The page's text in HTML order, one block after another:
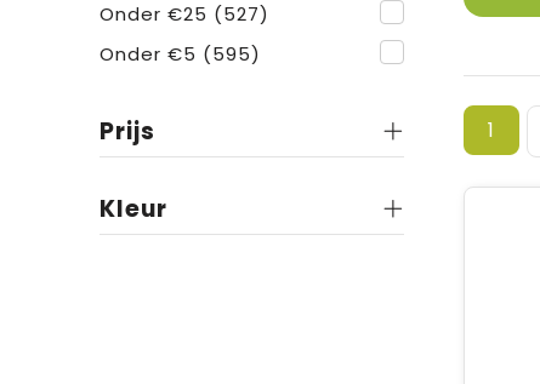
Onder €25 (527)
Onder €5 (595)
Prijs
Kleur
1